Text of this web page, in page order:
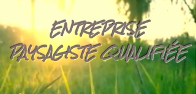
ENTREPRISE
PAYSAGISTE QUALIFIÉE